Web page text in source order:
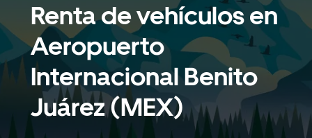
Renta de vehículos en
Aeropuerto
Internacional Benito
Juárez (MEX)